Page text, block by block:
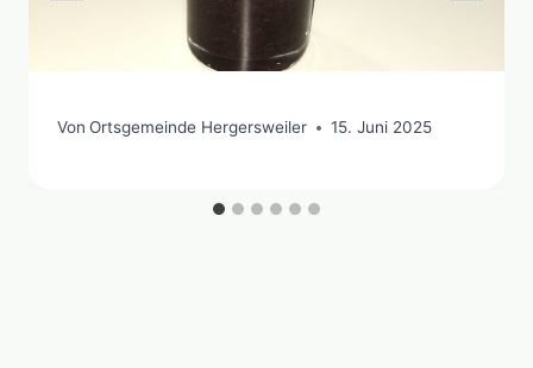
Von Ortsgemeinde Hergersweiler 15. Juni 2025